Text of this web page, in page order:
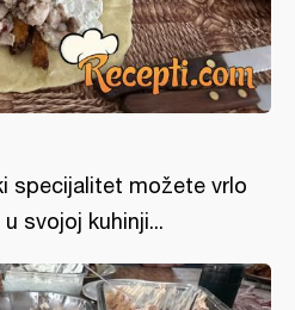
specijalitet možete vrlo
svojoj kuhinji...